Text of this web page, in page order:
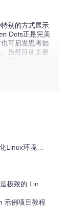
别的方式展示
Dots正是完美
可启发思考如
虽然目前主要
期待。
，为GitHub历
增加访客的好
现了技术的趣
中，偶尔偏离
环境的秘钥
桌面体验
示例项目教程